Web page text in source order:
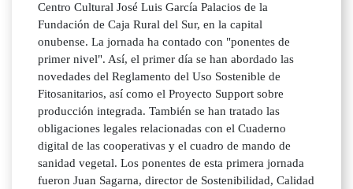
Centro Cultural José Luis García Palacios de la
Fundación de Caja Rural del Sur, en la capital
onubense. La jornada ha contado con "ponentes de
primer nivel". Así, el primer día se han abordado las
novedades del Reglamento del Uso Sostenible de
Fitosanitarios, así como el Proyecto Support sobre
producción integrada. También se han tratado las
obligaciones legales relacionadas con el Cuaderno
digital de las cooperativas y el cuadro de mando de
sanidad vegetal. Los ponentes de esta primera jornada
fueron Juan Sagarna, director de Sostenibilidad, Calidad